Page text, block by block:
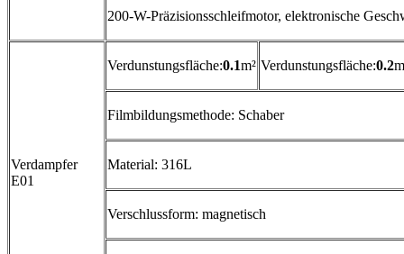
200-W-Präzisionsschleifmotor, elektronische
Verdampfer
E01
Verdunstungsfläche:0.1m² Verdunstungsfläche:0.2
Filmbildungsmethode: Schaber
Material: 316L
Verschlussform: magnetisch